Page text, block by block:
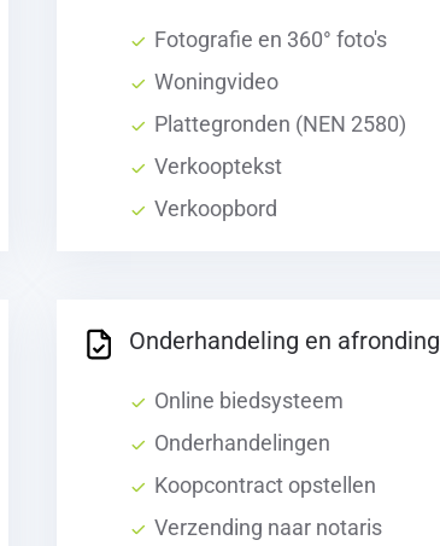
Fotografie en 360° foto's
Woningvideo
Plattegronden (NEN 2580)
Verkooptekst
Verkoopbord
Onderhandeling en afronding
Online biedsysteem
Onderhandelingen
Koopcontract opstellen
Verzending naar notaris